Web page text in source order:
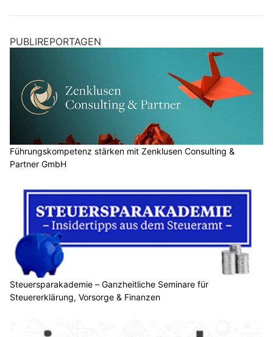
PUBLIREPORTAGEN
Führungskompetenz stärken mit Zenklusen Consulting &
Partner GmbH
Steuersparakademie – Ganzheitliche Seminare für
Steuererklärung, Vorsorge & Finanzen